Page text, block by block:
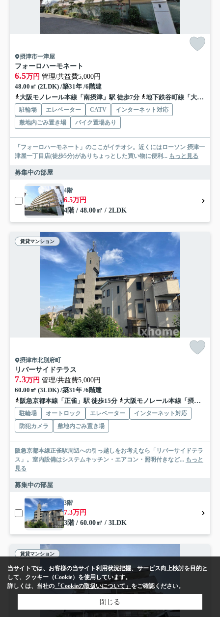
摂津市一津屋
フォーロハーモネート
6.5万円 管理/共益費5,000円
48.00㎡ (2LDK) /築31年 /6階建
大阪モノレール本線「南摂津」駅 徒歩7分
地下鉄谷町線「大日」駅 徒歩25分
駐輪場 エレベーター CATV
インターネット対応
敷地内ごみ置き場
バイク置場あり
「フォーロハーモネート」のここがイチオシ。近くにはローソン 摂津一
津屋一丁目店(徒歩5分)がありちょっとした買い物に便利... もっと見る
募集中の部屋
4階
6.5万円
4階 / 48.00㎡ / 2LDK
賃貸マンション
摂津市北別府町
リバーサイドテラス
7.3万円 管理/共益費5,000円
60.00㎡ (3LDK) /築31年 /6階建
阪急京都本線「正雀」駅 徒歩15分
大阪モノレール本線「摂津」駅 徒歩24分
駐輪場 オートロック エレベーター
インターネット対応
防犯カメラ
敷地内ごみ置き場
阪急京都本線正雀駅周辺への引っ越しをお考えなら「リバーサイドテラ
ス」。室内設備はシステムキッチン・エアコン・照明付きなど... もっと
見る
募集中の部屋
3階
7.3万円
3階 / 60.00㎡ / 3LDK
賃貸マンション
当サイトでは、お客様の当サイト利用状況把握、サービス向上検討を目的と
して、クッキー（Cookie）を使用しています。
詳しくは、当社の 「Cookieの取扱いについて」 をご確認ください。
閉じる